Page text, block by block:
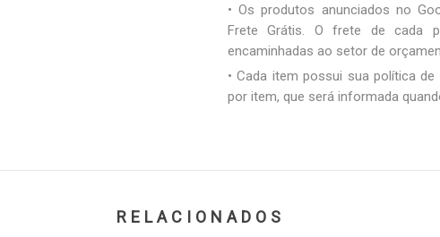
• Os produtos anunciados no
Frete Grátis. O frete de cada
encaminhadas ao setor de
• Cada item possui sua política
por item, que será informada
RELACIONADOS